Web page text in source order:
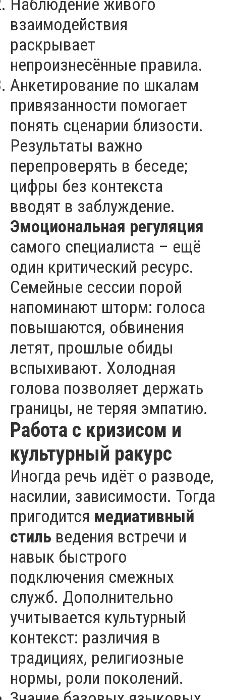
Наблюдение живого
взаимодействия
раскрывает
непроизнесённые правила.
Анкетирование по шкалам
привязанности помогает
понять сценарии близости.
Результаты важно
перепроверять в беседе;
цифры без контекста
вводят в заблуждение.
Эмоциональная регуляция
самого специалиста – ещё
один критический ресурс.
Семейные сессии порой
напоминают шторм: голоса
повышаются, обвинения
летят, прошлые обиды
вспыхивают. Холодная
голова позволяет держать
границы, не теряя эмпатию.
Работа с кризисом и
культурный ракурс
Иногда речь идёт о разводе,
насилии, зависимости. Тогда
пригодится медиативный
стиль ведения встречи и
навык быстрого
подключения смежных
служб. Дополнительно
учитывается культурный
контекст: различия в
традициях, религиозные
нормы, роли поколений.